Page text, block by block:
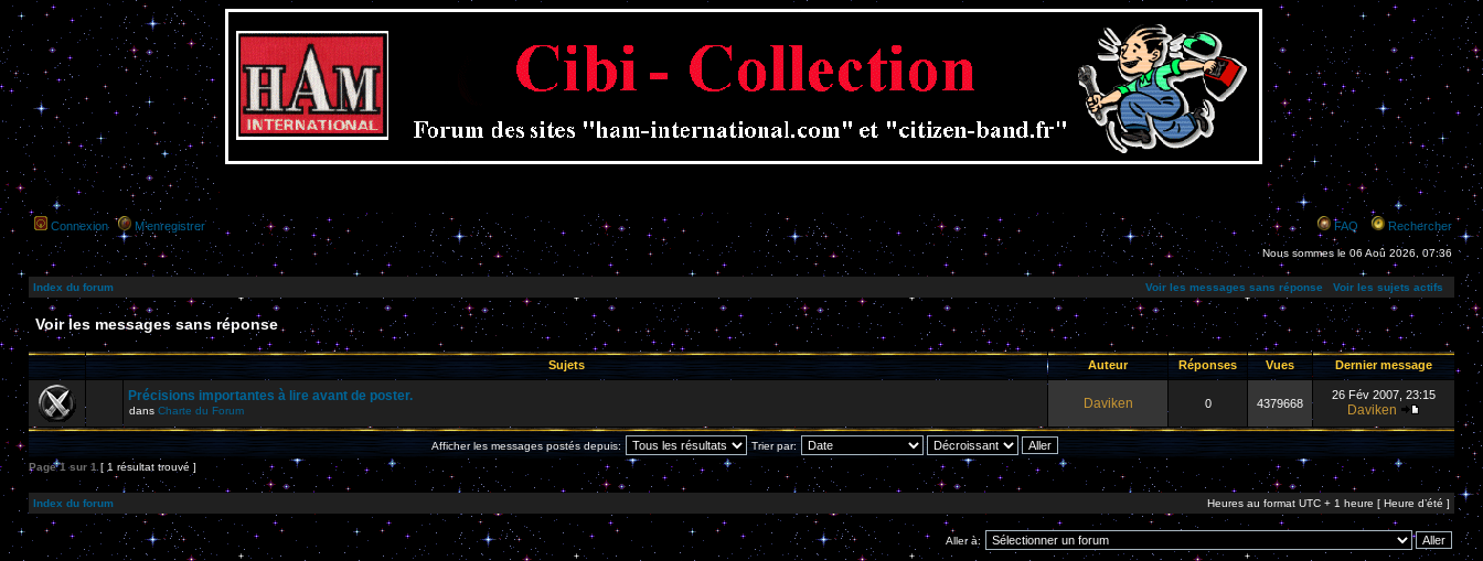
Connexion M’enregistrer FAQ Rechercher
Nous sommes le 06 Aoû 2026, 07:36
Index du forum Voir les messages sans réponse Voir les sujets actifs
Voir les messages sans réponse
Sujets Auteur Réponses Vues Dernier message
Précisions importantes à lire avant de poster.
dans Charte du Forum Daviken 0 4379668
26 Fév 2007, 23:15
Daviken
Afficher les messages postés depuis:
Trier par:
Page1 sur 1 [ 1 résultat trouvé ]
Index du forum Heures au format UTC + 1 heure [ Heure d’été ]
Aller à: